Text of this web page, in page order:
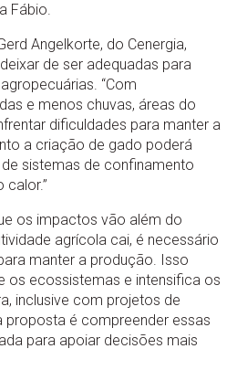
Fábio.
Angelkorte, do Cenergia,
de ser adequadas para
“Com
e menos chuvas, áreas do
dificuldades para manter a
a criação de gado poderá
sistemas de confinamento
calor.”
os impactos vão além do
agrícola cai, é necessário
manter a produção. Isso
os ecossistemas e intensifica os
inclusive com projetos de
proposta é compreender essas
para apoiar decisões mais